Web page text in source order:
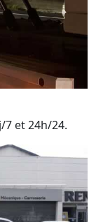
7 et 24h/24.